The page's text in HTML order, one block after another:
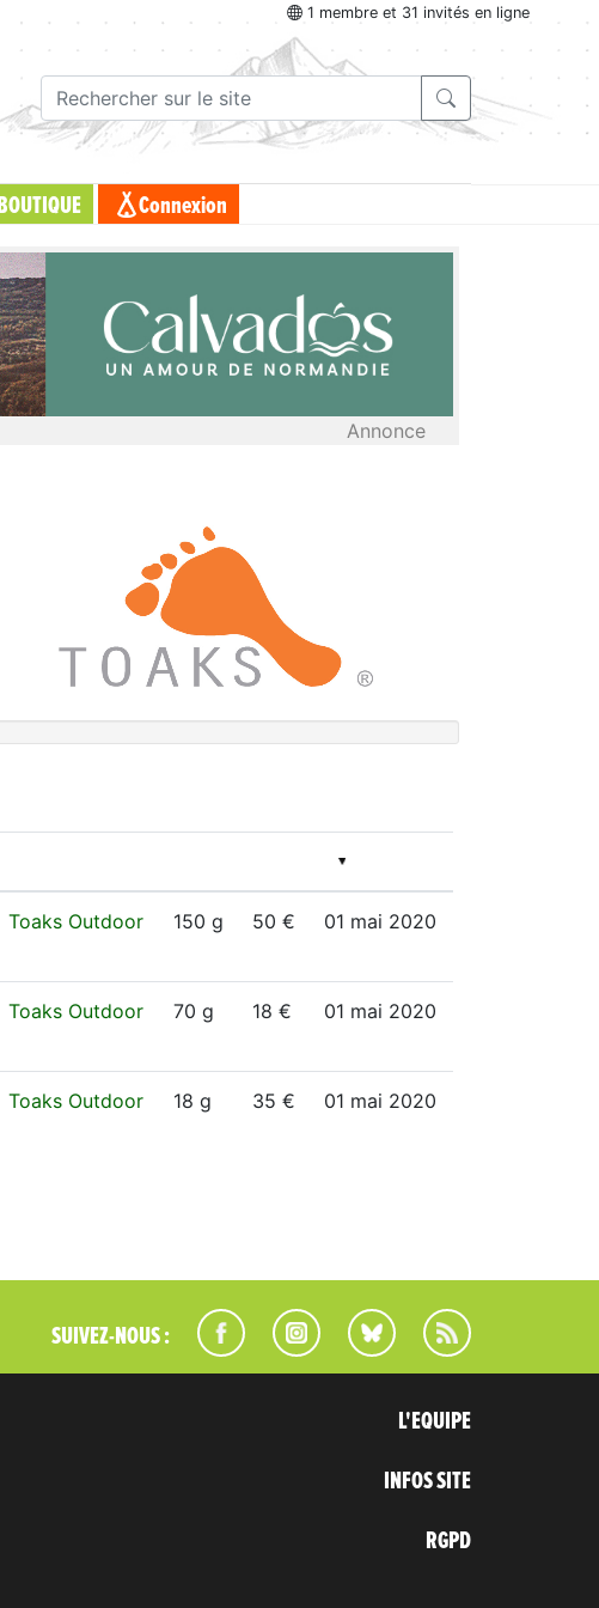
1 membre et 31 invités en ligne
BOUTIQUE Connexion
Annonce
Toaks Outdoor 150 g 50 € 01 mai 2020
Toaks Outdoor 70 g 18 € 01 mai 2020
Toaks Outdoor 18 g 35 € 01 mai 2020
SUIVEZ-NOUS :
L'EQUIPE
INFOS SITE
RGPD